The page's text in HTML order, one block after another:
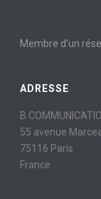
Membre d’un
ADRESSE
B
55 avenue
75116 Paris
France